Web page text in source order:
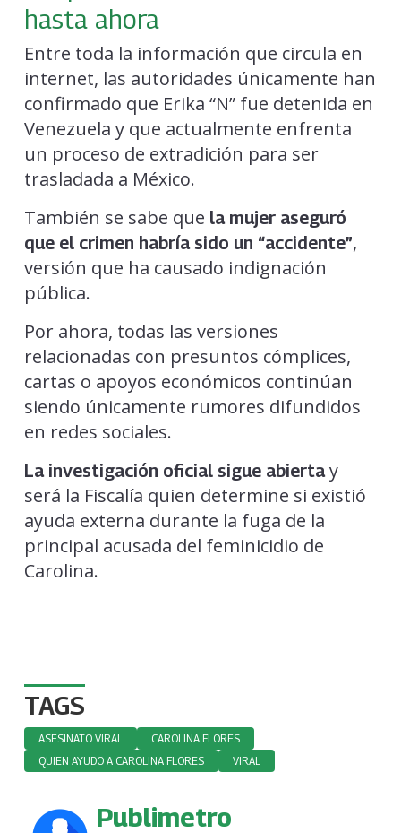
hasta ahora
Entre toda la información que circula en
internet, las autoridades únicamente han
confirmado que Erika “N” fue detenida en
Venezuela y que actualmente enfrenta
un proceso de extradición para ser
trasladada a México.
También se sabe que la mujer aseguró
que el crimen habría sido un “accidente”,
versión que ha causado indignación
pública.
Por ahora, todas las versiones
relacionadas con presuntos cómplices,
cartas o apoyos económicos continúan
siendo únicamente rumores difundidos
en redes sociales.
La investigación oficial sigue abiertay
será la Fiscalía quien determine si existió
ayuda externa durante la fuga de la
principal acusada del feminicidio de
Carolina.
TAGS
ASESINATO VIRAL
CAROLINA FLORES
QUIEN AYUDO A CAROLINA FLORES
VIRAL
Publimetro